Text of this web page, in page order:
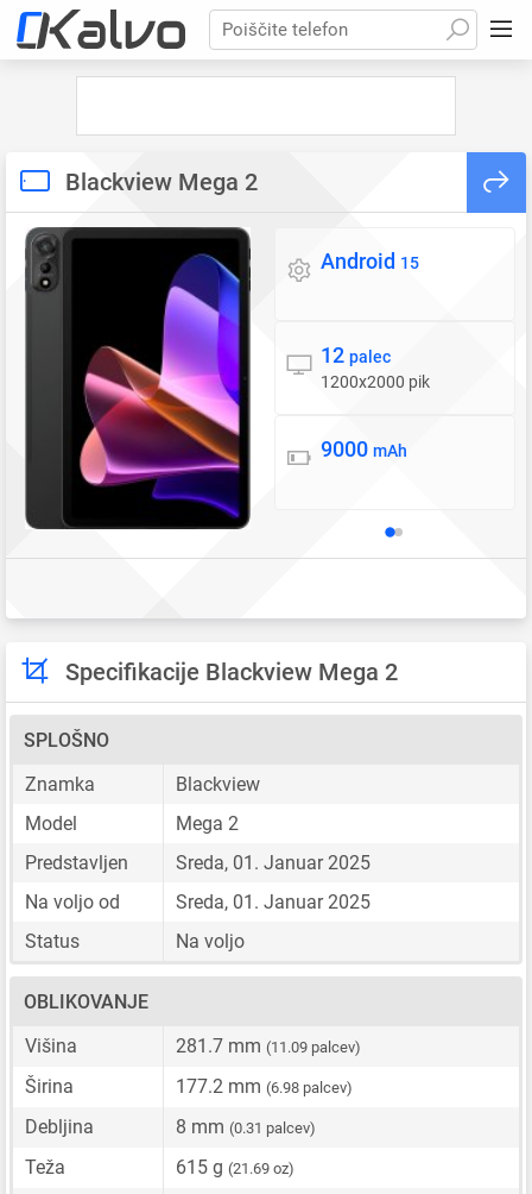
Poiščite telefon
Blackview Mega 2
Operacijski sistem
Android 15
Zaslon
12 palec
1200x2000 pik
Baterija
9000 mAh
Specifikacije Blackview Mega 2
SPLOŠNO
Znamka
Blackview
Model
Mega 2
Predstavljen
Sreda, 01. Januar 2025
Na voljo od
Sreda, 01. Januar 2025
Status
Na voljo
OBLIKOVANJE
Višina
281.7 mm (11.09 palcev)
Širina 177.2 mm (6.98 palcev)
Debljina 8 mm (0.31 palcev)
Teža 615 g (21.69 oz)